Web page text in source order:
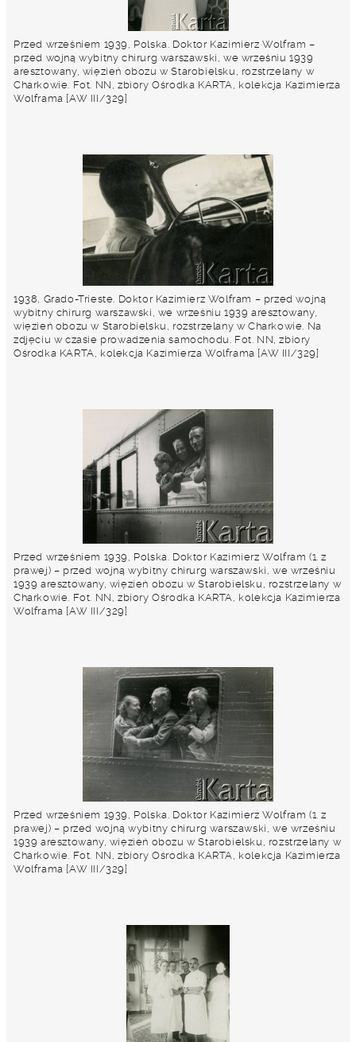
Przed wrześniem 1939, Polska. Doktor Kazimierz Wolfram –
przed wojną wybitny chirurg warszawski, we wrześniu 1939
aresztowany, więzień obozu w Starobielsku, rozstrzelany w
Charkowie. Fot. NN, zbiory Ośrodka KARTA, kolekcja Kazimierza
Wolframa [AW III/329]
1938, Grado-Trieste. Doktor Kazimierz Wolfram – przed wojną
wybitny chirurg warszawski, we wrześniu 1939 aresztowany,
więzień obozu w Starobielsku, rozstrzelany w Charkowie. Na
zdjęciu w czasie prowadzenia samochodu. Fot. NN, zbiory
Ośrodka KARTA, kolekcja Kazimierza Wolframa [AW III/329]
Przed wrześniem 1939, Polska. Doktor Kazimierz Wolfram (1. z
prawej) – przed wojną wybitny chirurg warszawski, we wrześniu
1939 aresztowany, więzień obozu w Starobielsku, rozstrzelany w
Charkowie. Fot. NN, zbiory Ośrodka KARTA, kolekcja Kazimierza
Wolframa [AW III/329]
Przed wrześniem 1939, Polska. Doktor Kazimierz Wolfram (1. z
prawej) – przed wojną wybitny chirurg warszawski, we wrześniu
1939 aresztowany, więzień obozu w Starobielsku, rozstrzelany w
Charkowie. Fot. NN, zbiory Ośrodka KARTA, kolekcja Kazimierza
Wolframa [AW III/329]